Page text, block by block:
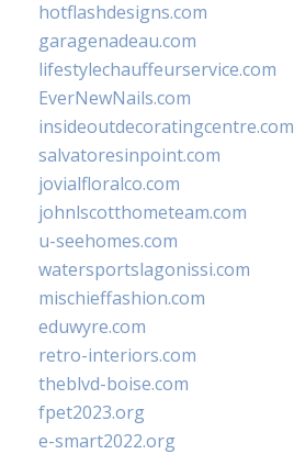
hotflashdesigns.com
garagenadeau.com
lifestylechauffeurservice.com
EverNewNails.com
insideoutdecoratingcentre.com
salvatoresinpoint.com
jovialfloralco.com
johnlscotthometeam.com
u-seehomes.com
watersportslagonissi.com
mischieffashion.com
eduwyre.com
retro-interiors.com
theblvd-boise.com
fpet2023.org
e-smart2022.org